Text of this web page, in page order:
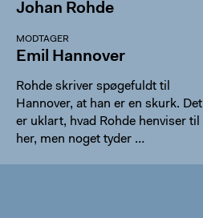
Johan Rohde
MODTAGER
Emil Hannover
Rohde skriver spøgefuldt til
Hannover, at han er en skurk. Det
er uklart, hvad Rohde henviser til
her, men noget tyder …